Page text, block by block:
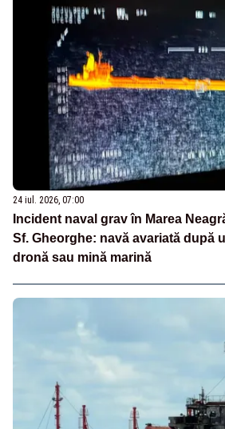
24 iul. 2026, 07:00
Incident naval grav în Marea
Sf. Gheorghe: navă avariată după
dronă sau mină marină